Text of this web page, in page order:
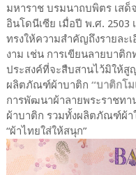
มหาราช บรมนาถบพิตร เสด็
อินโดนีเซีย เมื่อปี พ.ศ. 2503
ทรงให้ความสำคัญถึงรายละ
งาม เช่น การเขียนลายบาติ
ประสงค์ที่จะสืบสานไว้มิให้
ผลิตภัณฑ์ผ้าบาติก “บาติกโม
การพัฒนาผ้าลายพระราชท
ผ้าบาติก รวมทั้งผลิตภัณฑ์ผ้
“ผ้าไทยใส่ให้สนุก”